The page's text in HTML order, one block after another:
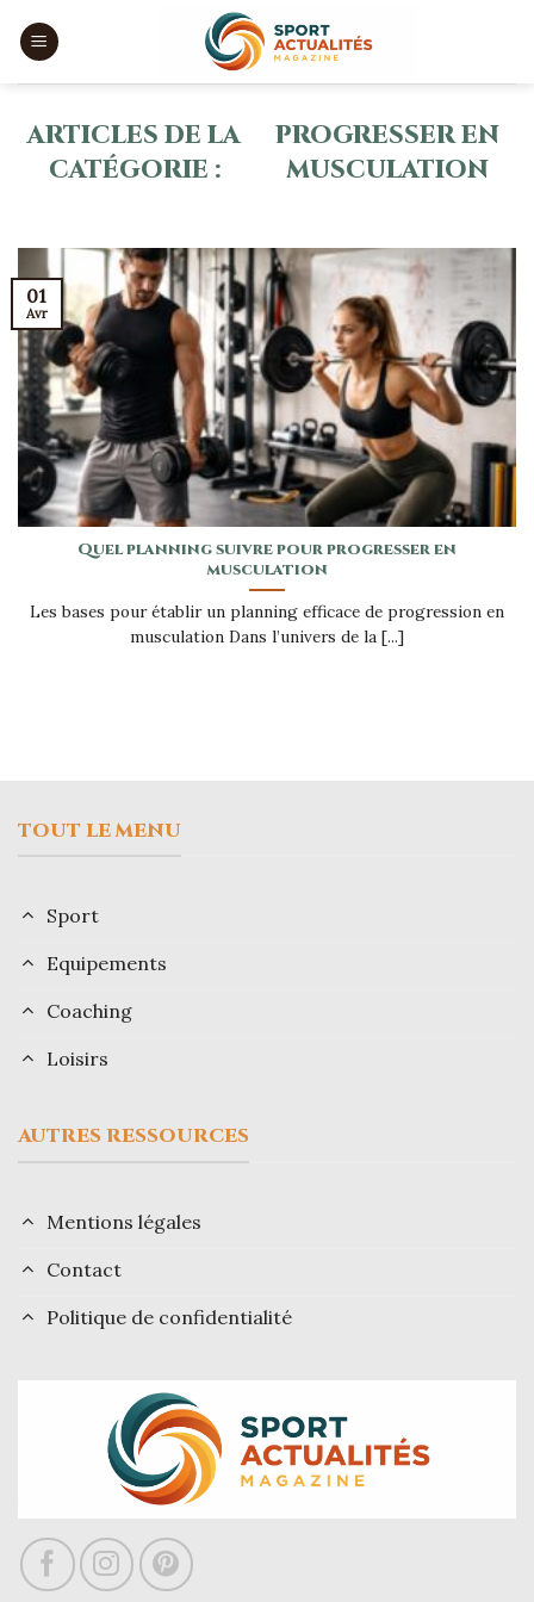
PROGRESSER EN
MUSCULATION
Quel planning suivre pour progresser en
musculation
Les bases pour établir un planning efficace de progression en
musculation Dans l’univers de la [...]
01
Avr
TOUT LE MENU
Sport
Equipements
Coaching
Loisirs
AUTRES RESSOURCES
Mentions légales
Contact
Politique de confidentialité